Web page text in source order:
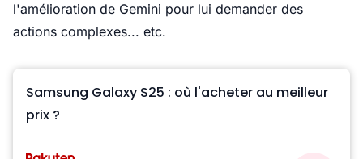
l'amélioration de Gemini pour lui demander des
actions complexes... etc.
Samsung Galaxy S25 : où l'acheter au meilleur
prix ?